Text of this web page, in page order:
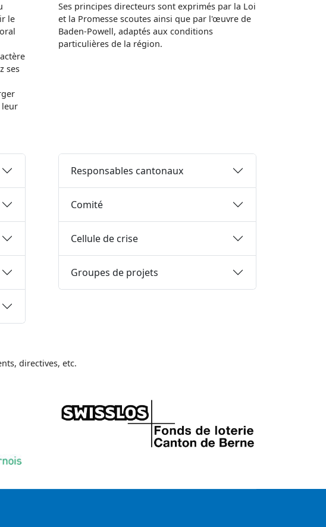
le
ses
leur
Ses principes directeurs sont exprimés par la Loi
et la Promesse scoutes ainsi que par l'œuvre de
Baden-Powell, adaptés aux conditions
particulières de la région.
Responsables cantonaux
Comité
Cellule de crise
Groupes de projets
directives, etc.